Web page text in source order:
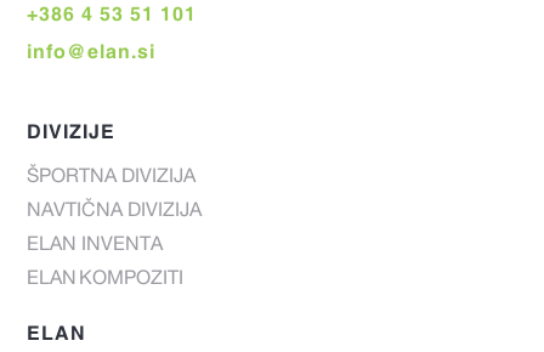
+386 4 53 51 101
info@elan.si
DIVIZIJE
ŠPORTNA DIVIZIJA
NAVTIČNA DIVIZIJA
ELAN INVENTA
ELAN KOMPOZITI
ELAN